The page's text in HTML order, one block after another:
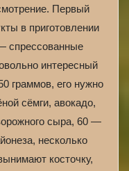
Первый
в приготовлении
спрессованные
интересный
граммов, его нужно
сёмги, авокадо,
сыра, 60 —
несколько
косточку,